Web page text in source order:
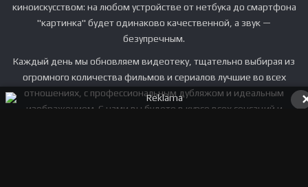
киноискусством: на любом устройстве от нетбука до смартфона
"картинка" будет одинаково качественной, а звук —
безупречным.
Каждый день мы обновляем видеотеку, тщательно выбирая из
огромного количества фильмов и сериалов лучшие во всех
отношениях, с профессиональным дубляжом и идеальным
изображением. С нами вы будете в курсе всех сенсаций и